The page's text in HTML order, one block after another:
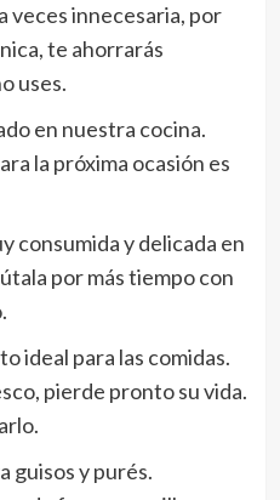
veces innecesaria, por
te ahorrarás
uses.
en nuestra cocina.
la próxima ocasión es
consumida y delicada en
por más tiempo con
ideal para las comidas.
pierde pronto su vida.
guisos y purés.